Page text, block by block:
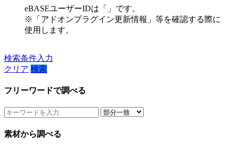
eBASEユーザーIDは「
」です。
※「アドオンプラグイン更新情報」等を確認する際に
使用します。
検索条件入力
クリア 検索
フリーワードで調べる
素材から調べる